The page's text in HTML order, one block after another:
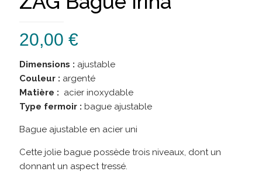
20,00 €
Dimensions : ajustable
Couleur : argenté
Matière : acier inoxydable
Type fermoir : bague ajustable
Bague ajustable en acier uni
Cette jolie bague possède trois niveaux, dont un
donnant un aspect tressé.